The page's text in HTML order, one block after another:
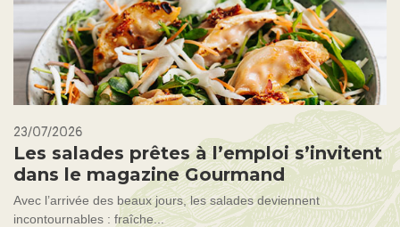
23/07/2026
Les salades prêtes à l’emploi s’invitent
dans le magazine Gourmand
Avec l’arrivée des beaux jours, les salades deviennent
incontournables : fraîche...